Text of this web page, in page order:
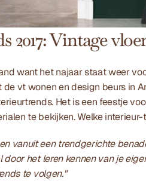
2017: Vintage
want het najaar staat weer
de vt wonen en design beurs in
Het is een feestje
te bekijken. Welke
vanuit een trendgerichte
door het leren kennen van je
te volgen."